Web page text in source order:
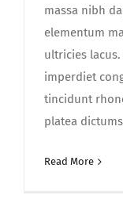
massa nibh
elementum
ultricies
imperdiet
tincidunt
platea
Read More